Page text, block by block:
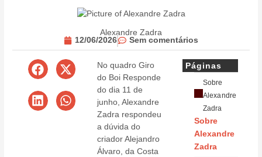
Alexandre Zadra
12/06/2026 Sem comentários
No quadro Giro
do Boi Responde
do dia 11 de
junho, Alexandre
Zadra respondeu
a dúvida do
criador Alejandro
Álvaro, da Costa
Páginas
Sobre
Alexandre
Zadra
Sobre
Alexandre
Zadra